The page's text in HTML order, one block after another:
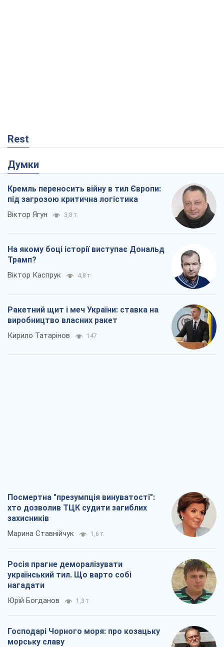
Rest
Думки
Кремль переносить війну в тил Європи:
під загрозою критична логістика
Віктор Ягун 3,8 т.
На якому боці історії виступає Дональд
Трамп?
Віктор Каспрук 4,8 т.
Ракетний щит і меч України: ставка на
виробництво власних ракет
Кирило Татарінов 147
Посмертна "презумпція винуватості":
хто дозволив ТЦК судити загиблих
захисників
Марина Ставнійчук 1,6 т.
Росія прагне деморалізувати
український тил. Що варто собі
нагадати
Юрій Богданов 1,3 т.
Господарі Чорного моря: про козацьку
морську славу